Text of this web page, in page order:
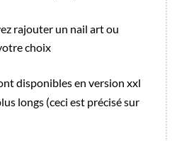
rajouter un nail art ou
choix
disponibles en version xxl
longs (ceci est précisé sur